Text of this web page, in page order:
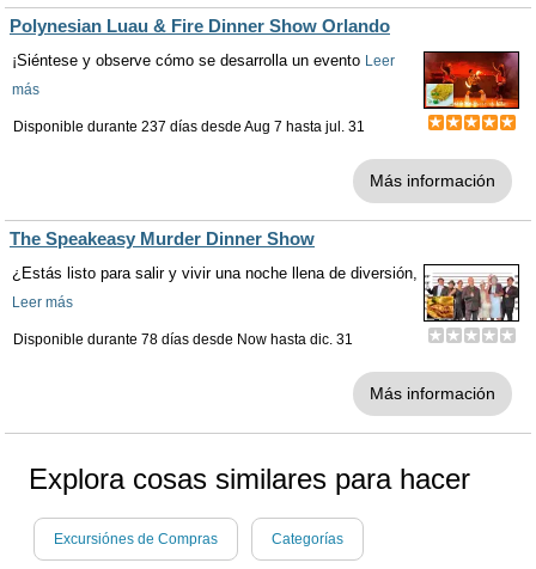
Polynesian Luau & Fire Dinner Show Orlando
¡Siéntese y observe cómo se desarrolla un evento Leer
más
Disponible durante 237 días desde Aug 7 hasta jul. 31
Más información
The Speakeasy Murder Dinner Show
¿Estás listo para salir y vivir una noche llena de diversión,
Leer más
Disponible durante 78 días desde Now hasta dic. 31
Más información
Explora cosas similares para hacer
Excursiónes de Compras Categorías